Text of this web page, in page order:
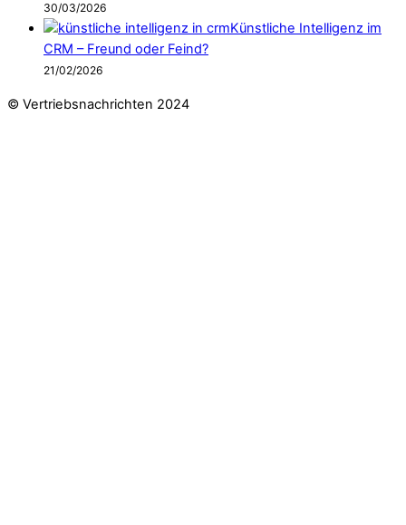
30/03/2026
Künstliche Intelligenz im
CRM – Freund oder Feind?
21/02/2026
© Vertriebsnachrichten 2024